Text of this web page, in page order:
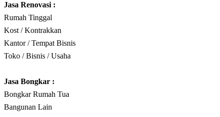
Jasa Renovasi :
Rumah Tinggal
Kost / Kontrakkan
Kantor / Tempat Bisnis
Toko / Bisnis / Usaha
Jasa Bongkar :
Bongkar Rumah Tua
Bangunan Lain